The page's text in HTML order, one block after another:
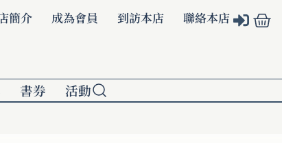
簡介 成為會員 到訪本店 聯絡本店
書券 活動